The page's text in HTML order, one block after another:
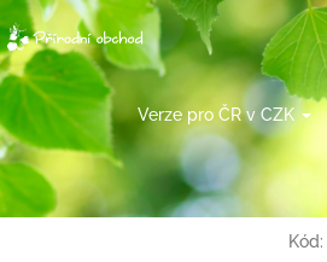
Přejít
na
obsah
Verze pro ČR v CZK
Kód: